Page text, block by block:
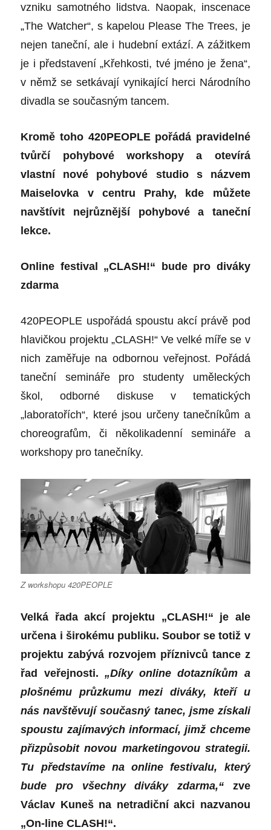
vzniku samotného lidstva. Naopak, inscenace
„The Watcher“, s kapelou Please The Trees, je
nejen taneční, ale i hudební extází. A zážitkem
je i představení „Křehkosti, tvé jméno je žena“,
v němž se setkávají vynikající herci Národního
divadla se současným tancem.
Kromě toho 420PEOPLE pořádá pravidelné
tvůrčí pohybové workshopy a otevírá
vlastní nové pohybové studio s názvem
Maiselovka v centru Prahy, kde můžete
navštívit nejrůznější pohybové a taneční
lekce.
Online festival „CLASH!“ bude pro diváky
zdarma
420PEOPLE uspořádá spoustu akcí právě pod
hlavičkou projektu „CLASH!“ Ve velké míře se v
nich zaměřuje na odbornou veřejnost. Pořádá
taneční semináře pro studenty uměleckých
škol, odborné diskuse v tematických
„laboratořích“, které jsou určeny tanečníkům a
choreografům, či několikadenní semináře a
workshopy pro tanečníky.
Z workshopu 420PEOPLE
Velká řada akcí projektu „CLASH!“ je ale
určena i širokému publiku. Soubor se totiž v
projektu zabývá rozvojem příznivců tance z
řad veřejnosti. „Díky online dotazníkům a
plošnému průzkumu mezi diváky, kteří u
nás navštěvují současný tanec, jsme získali
spoustu zajímavých informací, jimž chceme
přizpůsobit novou marketingovou strategii.
Tu představíme na online festivalu, který
bude pro všechny diváky zdarma,“zve
Václav Kuneš na netradiční akci nazvanou
„On-line CLASH!“.